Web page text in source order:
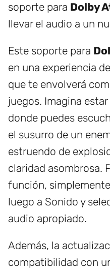
soporte para Dolby
llevar el audio a un
Este soporte para
en una experiencia
que te envolverá
juegos. Imagina
donde puedes
el susurro de un
estruendo de
claridad asombrosa.
función,
luego a Sonido y
audio apropiado.
Además, la
compatibilidad con